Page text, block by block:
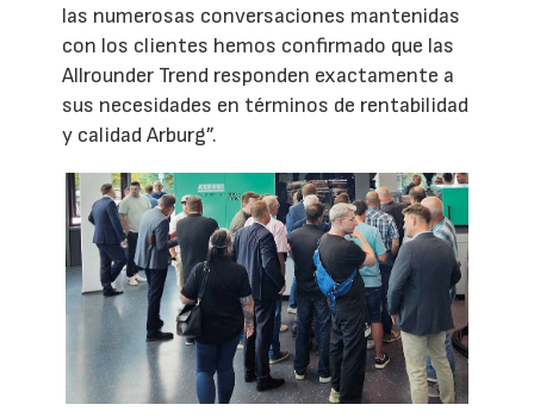
las numerosas conversaciones mantenidas
con los clientes hemos confirmado que las
Allrounder Trend responden exactamente a
sus necesidades en términos de rentabilidad
y calidad Arburg”.